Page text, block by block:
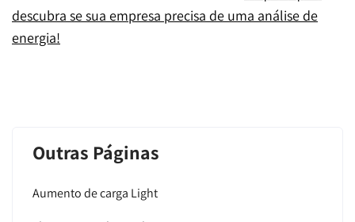
descubra se sua empresa precisa de uma análise de
energia!
Outras Páginas
Aumento de carga Light